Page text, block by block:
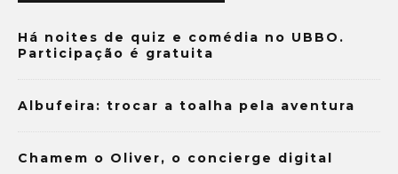
Há noites de quiz e comédia no UBBO.
Participação é gratuita
Albufeira: trocar a toalha pela aventura
Chamem o Oliver, o concierge digital